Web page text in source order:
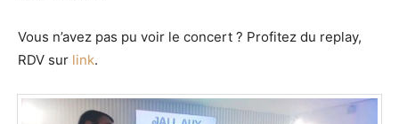
Vous n’avez pas pu voir le concert ? Profitez du replay,
RDV sur link.